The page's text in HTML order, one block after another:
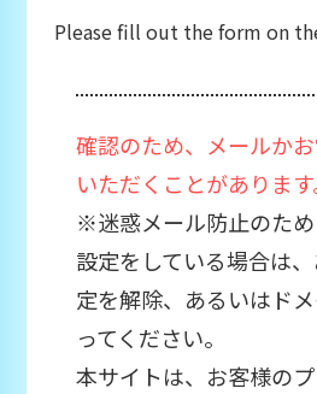
Please fill out the form on
確認のため、メールか
いただくことがあります
※迷惑メール防止のた
設定をしている場合は
定を解除、あるいはド
ってください。
本サイトは、お客様の